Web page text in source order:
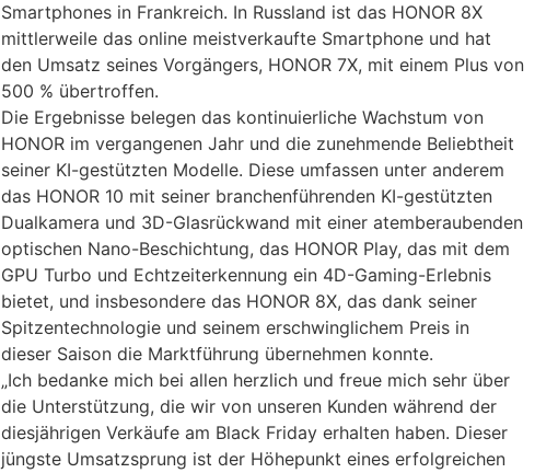
Smartphones in Frankreich. In Russland ist das HONOR 8X
mittlerweile das online meistverkaufte Smartphone und hat
den Umsatz seines Vorgängers, HONOR 7X, mit einem Plus von
500 % übertroffen.
Die Ergebnisse belegen das kontinuierliche Wachstum von
HONOR im vergangenen Jahr und die zunehmende Beliebtheit
seiner KI-gestützten Modelle. Diese umfassen unter anderem
das HONOR 10 mit seiner branchenführenden KI-gestützten
Dualkamera und 3D-Glasrückwand mit einer atemberaubenden
optischen Nano-Beschichtung, das HONOR Play, das mit dem
GPU Turbo und Echtzeiterkennung ein 4D-Gaming-Erlebnis
bietet, und insbesondere das HONOR 8X, das dank seiner
Spitzentechnologie und seinem erschwinglichem Preis in
dieser Saison die Marktführung übernehmen konnte.
„Ich bedanke mich bei allen herzlich und freue mich sehr über
die Unterstützung, die wir von unseren Kunden während der
diesjährigen Verkäufe am Black Friday erhalten haben. Dieser
jüngste Umsatzsprung ist der Höhepunkt eines erfolgreichen